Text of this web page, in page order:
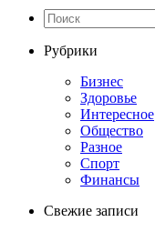
Рубрики
Бизнес
Здоровье
Интересное
Общество
Разное
Спорт
Финансы
Свежие записи